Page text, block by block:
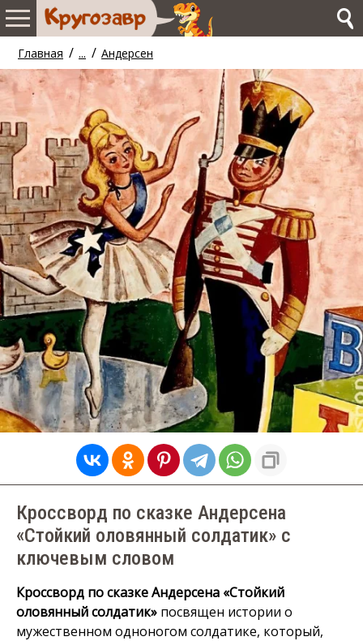
Главная / ... / Андерсен
Кроссворд по сказке Андерсена
«Стойкий оловянный солдатик» с
ключевым словом
Кроссворд по сказке Андерсена «Стойкий
оловянный солдатик» посвящен истории о
мужественном одноногом солдатике, который,